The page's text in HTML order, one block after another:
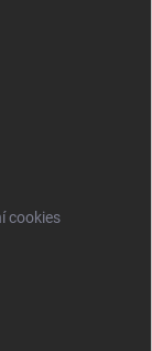
cookies